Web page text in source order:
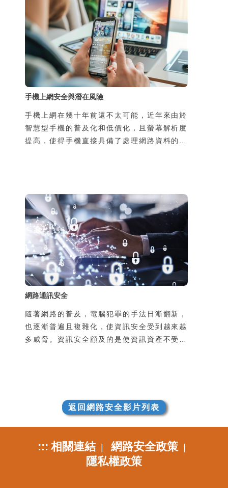
手機上網安全與潛在風險
手機上網在幾十年前還不太可能，近年來由於
智慧型手機的普及化和低價化，且螢幕解析度
提高，使得手機直接具備了處理網路資料的能
是私用或是經過公司網路管理人員保護，如今
透過手機在陌生的地方使用別人的線路上網，
可能導致通訊內容被竊聽，第二個原因是由於
使用了惡意的App卻不瞭解其風險，也可能導
致個資外洩，並且可能導致本人手機的發話或
簡訊功能被盜用，所
網路通訊安全
隨著網路的普及，電腦犯罪的手法日漸翻新，
也逐漸普遍且複雜化，使資訊安全受到越來越
多威脅。資訊安全顧及的是使資訊資產不受到
解並培養良好的使用習慣是很重要的。
返回網路安全影片列表
::: 相關連結| 網路安全政策|
隱私權政策